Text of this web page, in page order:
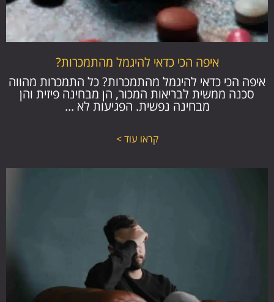
איפה הכי כדאי להיגמל מהתמכרות?
איפה הכי כדאי להיגמל מהתמכרות? כל התמכרות מהווה
סכנה ממשית לבריאות המכור, הן מבחינה פיזית והן
מבחינה נפשית. הפגיעות לא ...
קראו עוד >